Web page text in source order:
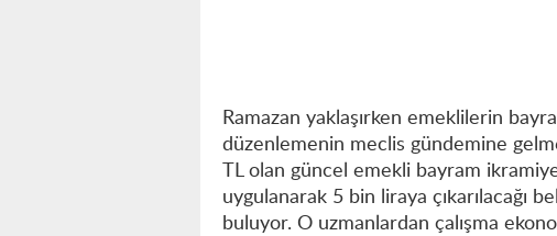
Ramazan yaklaşırken emeklilerin
düzenlemenin meclis gündemine
TL olan güncel emekli bayram
uygulanarak 5 bin liraya çıkarılacağı
buluyor. O uzmanlardan çalışma